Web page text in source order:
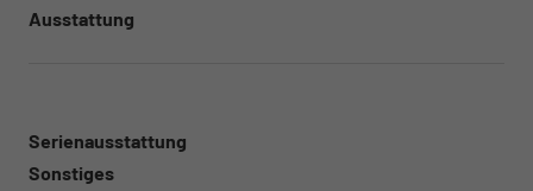
Ausstattung
Serienausstattung
Sonstiges